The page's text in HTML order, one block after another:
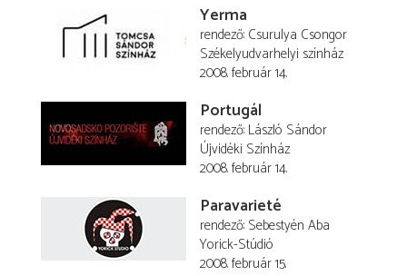
Yerma
rendező Csurulya Csongor
Székelyudvarhelyi színház
2008. február 14.
Portugál
rendező László Sándor
Újvidéki Színház
2008. február 14.
Paravarieté
rendező Sebestyén Aba
Yorick-Stúdió
2008. február 15.